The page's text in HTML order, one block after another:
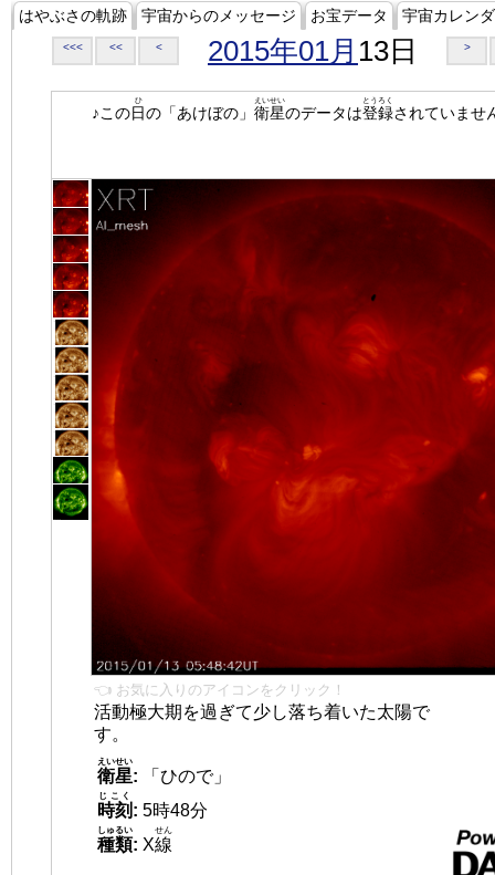
はやぶさの軌跡 宇宙からのメッセージ お宝データ 宇宙カレン
<<< << < 2015年01月 13日 >
♪この日
ひ
の「あけぼの」 衛星
えいせい
のデータは登録
とうろく
されていませ
👈 お気に入りのアイコンをクリック！
活動極大期を過ぎて少し落ち着いた太陽で
す。
衛星
えいせい
:
「ひので」
時刻
じこく
: 5時48分
種類
しゅるい
: X線
せん